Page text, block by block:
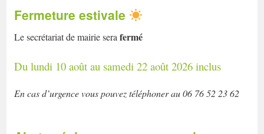
Fermeture estivale
Le secrétariat de mairie sera fermé
Du lundi 10 août au samedi 22 août 2026 inclus
En cas d’urgence vous pouvez téléphoner au 06 76 52 23 62